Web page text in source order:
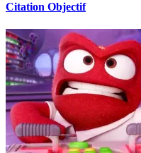
Citation Objectif